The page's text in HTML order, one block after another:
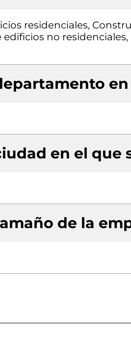
residenciales,
no
en el que
de la